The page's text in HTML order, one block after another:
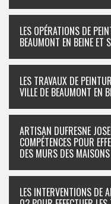
LES OPÉRATIONS DE
BEAUMONT EN BEINE ET
LES TRAVAUX DE
VILLE DE BEAUMONT EN
ARTISAN DUFRESNE
COMPÉTENCES POUR
DES MURS DES MAISONS
LES INTERVENTIONS DE